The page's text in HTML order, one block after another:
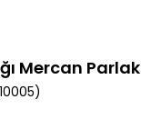
Mercan Parlak